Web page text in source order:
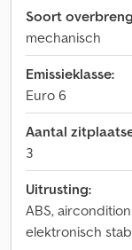
Soort
mechanisch
Emissieklasse:
Euro 6
Aantal
3
Uitrusting:
ABS,
elektronisch